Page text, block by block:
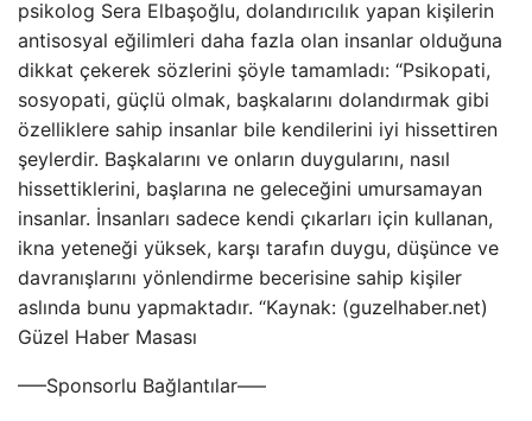
psikolog Sera Elbaşoğlu, dolandırıcılık yapan kişilerin
antisosyal eğilimleri daha fazla olan insanlar olduğuna
dikkat çekerek sözlerini şöyle tamamladı: “Psikopati,
sosyopati, güçlü olmak, başkalarını dolandırmak gibi
özelliklere sahip insanlar bile kendilerini iyi hissettiren
şeylerdir. Başkalarını ve onların duygularını, nasıl
hissettiklerini, başlarına ne geleceğini umursamayan
insanlar. İnsanları sadece kendi çıkarları için kullanan,
ikna yeteneği yüksek, karşı tarafın duygu, düşünce ve
davranışlarını yönlendirme becerisine sahip kişiler
aslında bunu yapmaktadır. “Kaynak: (guzelhaber.net)
Güzel Haber Masası
—–Sponsorlu Bağlantılar—–